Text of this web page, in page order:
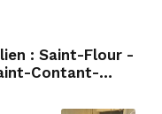
: Saint-Flour -
Contant-